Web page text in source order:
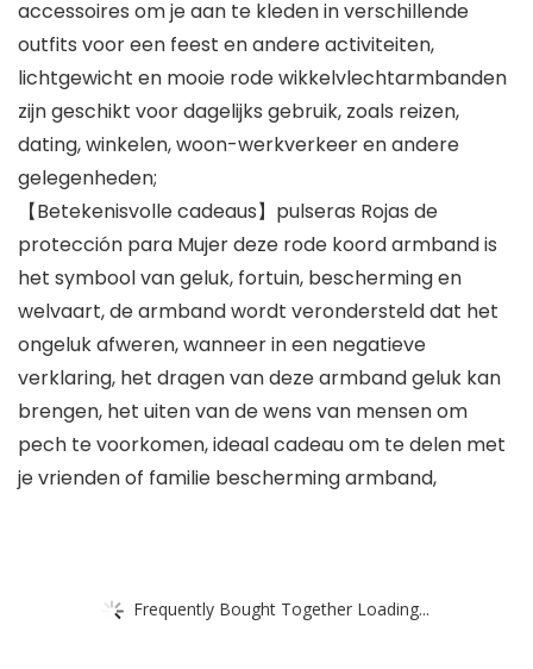
accessoires om je aan te kleden in verschillende
outfits voor een feest en andere activiteiten,
lichtgewicht en mooie rode wikkelvlechtarmbanden
zijn geschikt voor dagelijks gebruik, zoals reizen,
dating, winkelen, woon-werkverkeer en andere
gelegenheden;
【Betekenisvolle cadeaus】pulseras Rojas de
protección para Mujer deze rode koord armband is
het symbool van geluk, fortuin, bescherming en
welvaart, de armband wordt verondersteld dat het
ongeluk afweren, wanneer in een negatieve
verklaring, het dragen van deze armband geluk kan
brengen, het uiten van de wens van mensen om
pech te voorkomen, ideaal cadeau om te delen met
je vrienden of familie bescherming armband,
Frequently Bought Together Loading...